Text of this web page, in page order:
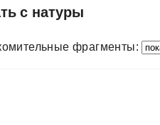
с натуры
фрагменты: